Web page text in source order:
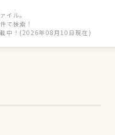
イル。
で検索！
中！(2026年08月10日現在)